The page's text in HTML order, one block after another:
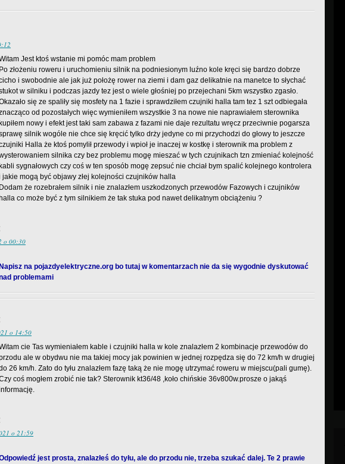
Jest ktoś wstanie mi pomóc mam problem
Po złożeniu roweru i uruchomieniu silnik na podniesionym luźno kole kręci się bardzo dobrze
i swobodnie ale jak już położę rower na ziemi i dam gaz delikatnie na manetce to słychać
w silniku i podczas jazdy tez jest o wiele głośniej po przejechani 5km wszystko zgasło.
się ze spaliły się mosfety na 1 fazie i sprawdziłem czujniki halla tam tez 1 szt odbiegała
od pozostałych więc wymieniłem wszystkie 3 na nowe nie naprawiałem sterownika
kupiłem nowy i efekt jest taki sam zabawa z fazami nie daje rezultatu wręcz przeciwnie pogarsza
silnik wogóle nie chce się kręcić tylko drży jedyne co mi przychodzi do głowy to jeszcze
Halla że ktoś pomylił przewody i wpioł je inaczej w kostkę i sterownik ma problem z
silnika czy bez problemu mogę mieszać w tych czujnikach tzn zmieniać kolejność
kabli sygnałowych czy coś w ten sposób mogę zepsuć nie chciał bym spalić kolejnego kontrolera
jakie mogą być objawy złej kolejności czujników halla
Dodam że rozebrałem silnik i nie znalazłem uszkodzonych przewodów Fazowych i czujników
halla co może być z tym silnikiem że tak stuka pod nawet delikatnym obciążeniu ?
o 00:30
Napisz na pojazdyelektryczne.org bo tutaj w komentarzach nie da się wygodnie dyskutować
problemami
o 14:50
cie Tas wymieniałem kable i czujniki halla w kole znalazłem 2 kombinacje przewodów do
ale w obydwu nie ma takiej mocy jak powinien w jednej rozpędza się do 72 km/h w drugiej
26 km/h. Zato do tyłu znalazłem fazę taką że nie mogę utrzymać roweru w miejscu(pali gumę).
coś mogłem zrobić nie tak? Sterownik kt36/48 ,koło chińskie 36v800w.prosze o jakąś
o 21:59
jest prosta, znalazłeś do tyłu, ale do przodu nie, trzeba szukać dalej. Te 2 prawie